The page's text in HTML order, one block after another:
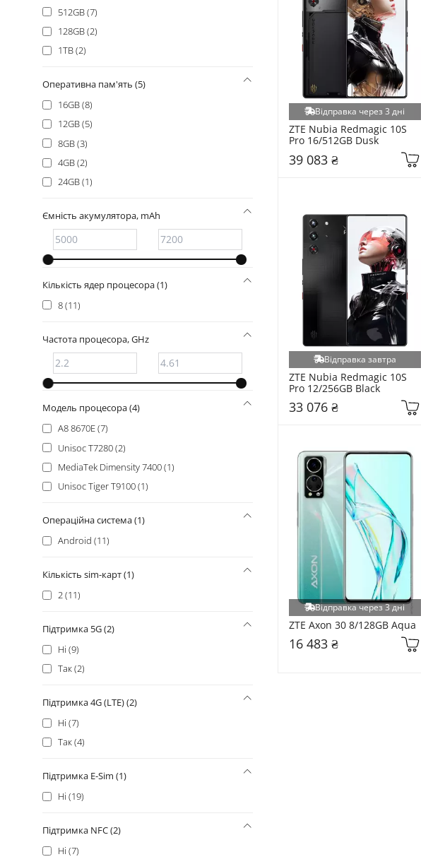
Sigma (+3)
CAT (+2)
Asus (+1)
Unihertz (+1)
512GB (7)
128GB (2)
1TB (2)
Оперативна пам'ять (5)
16GB (8)
12GB (5)
8GB (3)
4GB (2)
24GB (1)
Ємність акумулятора, mAh
Кількість ядер процесора (1)
8 (11)
Частота процесора, GHz
Модель процесора (4)
A8 8670E (7)
Unisoc T7280 (2)
MediaTek Dimensity 7400 (1)
Unisoc Tiger T9100 (1)
Операційна система (1)
Android (11)
Кількість sim-карт (1)
2 (11)
Підтримка 5G (2)
Ні (9)
Так (2)
Підтримка 4G (LTE) (2)
Ні (7)
Так (4)
Підтримка E-Sim (1)
Ні (19)
Підтримка NFC (2)
Ні (7)
Відправка через 3 дні
ZTE Nubia Redmagic 10S
Pro 16/512GB Dusk
39 083 ₴
Відправка завтра
ZTE Nubia Redmagic 10S
Pro 12/256GB Black
33 076 ₴
Відправка через 3 дні
ZTE Axon 30 8/128GB Aqua
16 483 ₴